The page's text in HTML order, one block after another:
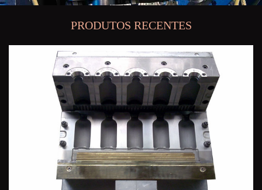
PRODUTOS RECENTES